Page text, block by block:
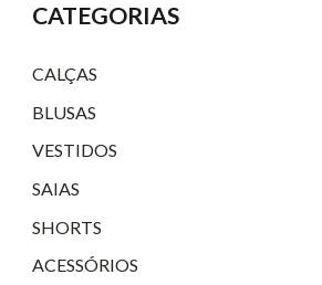
CATEGORIAS
CALÇAS
BLUSAS
VESTIDOS
SAIAS
SHORTS
ACESSÓRIOS